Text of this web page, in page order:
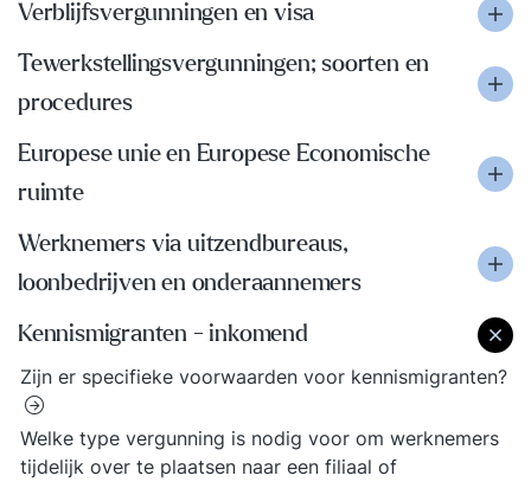
Verblijfsvergunningen en visa
Tewerkstellingsvergunningen; soorten en
procedures
Europese unie en Europese Economische
ruimte
Werknemers via uitzendbureaus,
loonbedrijven en onderaannemers
Kennismigranten - inkomend
Zijn er specifieke voorwaarden voor kennismigranten?
Welke type vergunning is nodig voor om werknemers
tijdelijk over te plaatsen naar een filiaal of